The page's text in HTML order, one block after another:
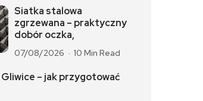
Siatka stalowa
zgrzewana – praktyczny
dobór oczka,
07/08/2026 10 Min Read
– jak przygotować